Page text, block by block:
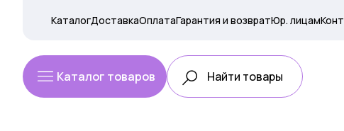
КаталогДоставкаОплатаГарантия и возвратЮр. лицам
Каталог товаров